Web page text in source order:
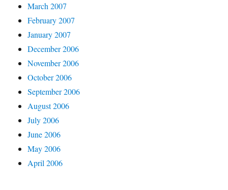
March 2007
February 2007
January 2007
December 2006
November 2006
October 2006
September 2006
August 2006
July 2006
June 2006
May 2006
April 2006